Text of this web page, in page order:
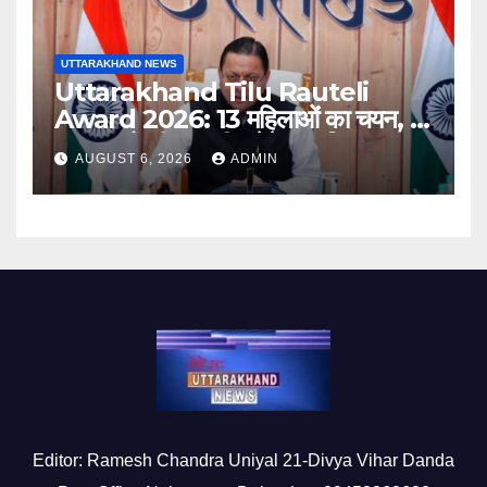
UTTARAKHAND NEWS
Uttarakhand Tilu Rauteli
Award 2026: 13 महिलाओं का चयन, 8
अगस्त को सीएम धामी करेंगे सम्मानित
AUGUST 6, 2026 ADMIN
Editor: Ramesh Chandra Uniyal 21-Divya Vihar Danda